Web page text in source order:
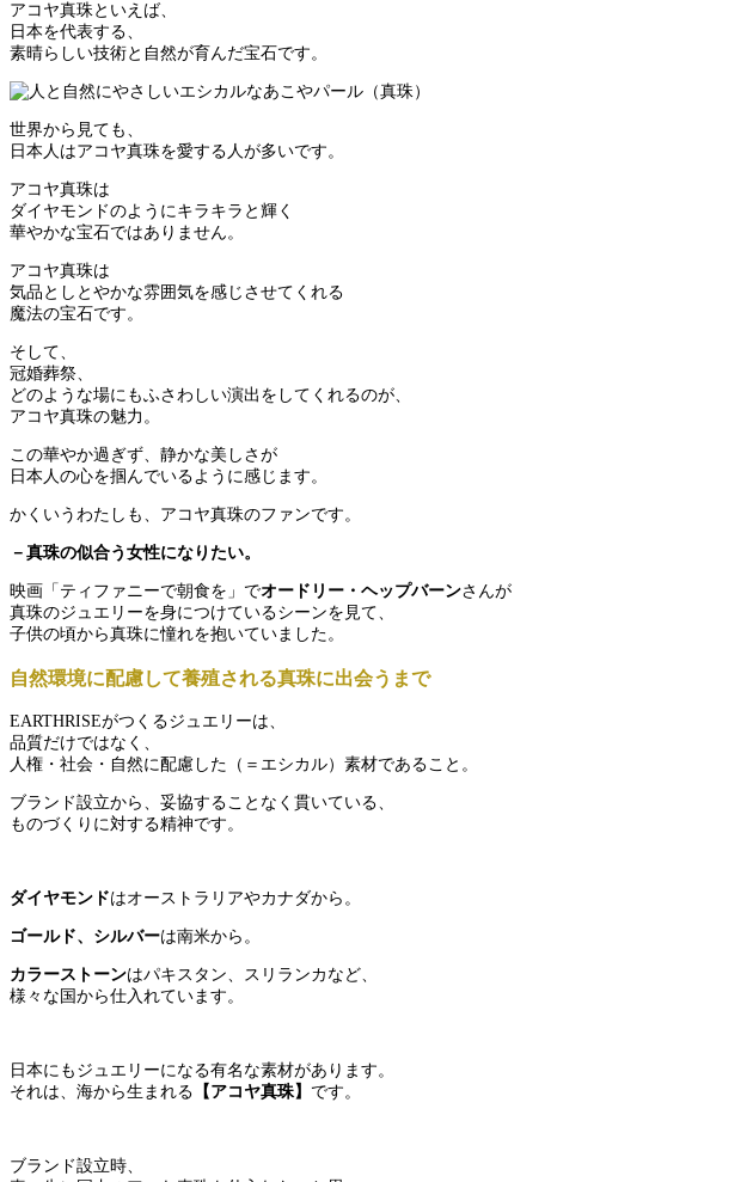
アコヤ真珠といえば、
日本を代表する、
素晴らしい技術と自然が育んだ宝石です。
世界から見ても、
日本人はアコヤ真珠を愛する人が多いです。
アコヤ真珠は
ダイヤモンドのようにキラキラと輝く
華やかな宝石ではありません。
アコヤ真珠は
気品としとやかな雰囲気を感じさせてくれる
魔法の宝石です。
そして、
冠婚葬祭、
どのような場にもふさわしい演出をしてくれるのが、
アコヤ真珠の魅力。
この華やか過ぎず、静かな美しさが
日本人の心を掴んでいるように感じます。
かくいうわたしも、アコヤ真珠のファンです。
－真珠の似合う女性になりたい。
映画「ティファニーで朝食を」でオードリー・ヘップバーンさんが
真珠のジュエリーを身につけているシーンを見て、
子供の頃から真珠に憧れを抱いていました。
自然環境に配慮して養殖される真珠に出会うまで
EARTHRISEがつくるジュエリーは、
品質だけではなく、
人権・社会・自然に配慮した（＝エシカル）素材であること。
ブランド設立から、妥協することなく貫いている、
ものづくりに対する精神です。
ダイヤモンドはオーストラリアやカナダから。
ゴールド、シルバーは南米から。
カラーストーンはパキスタン、スリランカなど、
様々な国から仕入れています。
日本にもジュエリーになる有名な素材があります。
それは、海から生まれる 【アコヤ真珠】 です。
ブランド設立時、